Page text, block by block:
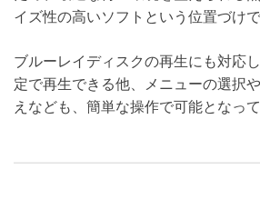
イズ性の高いソフトという位置づけで
ブルーレイディスクの再生にも対応
定で再生できる他、メニューの選択
えなども、簡単な操作で可能となって